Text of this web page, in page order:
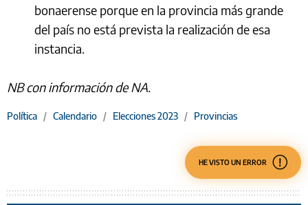
bonaerense porque en la provincia más grande
del país no está prevista la realización de esa
instancia.
NB con información de NA.
Política / Calendario / Elecciones 2023 / Provincias
HE VISTO UN ERROR